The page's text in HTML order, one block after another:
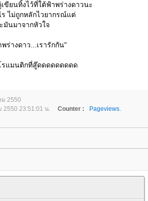
ขียนทิ้งไว้ที่ใต้ฟ้าพร่างดาวนะ
ร ไม่ถูกหลักไวยากรณ์แต่
มันมาจากหัวใจ
ร่างดาว...เรารักกัน"
แมนติกที่สู๊ดดดดดดดดด
2550
2550 23:51:01 น. Counter :
Pageviews.